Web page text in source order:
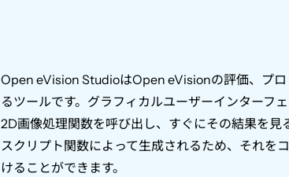
Open eVision StudioはOpen eVisionの評価、プ
るツールです。グラフィカルユーザーインターフ
2D画像処理関数を呼び出し、すぐにその結果を見
スクリプト関数によって生成されるため、それを
けることができます。